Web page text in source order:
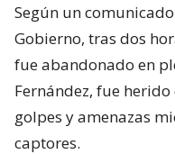
Según un
Gobierno, tras dos
fue abandonado en
Fernández, fue
golpes y amenazas
captores.